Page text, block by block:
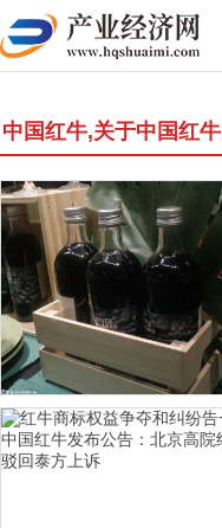
中国红牛,关于中国红